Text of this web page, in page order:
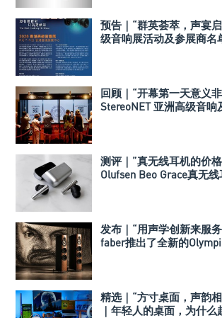
预告｜“群英荟萃，声宴
级音响展活动及参展商名
回顾｜“开幕第一天意义
StereoNET 亚洲高级音响
测评｜”真无线耳机的价
Olufsen Beo Grace真无
发布｜“用声学创新来服
faber推出了全新的
精选｜“方寸桌面，声韵
｜年轻人的桌面，为什